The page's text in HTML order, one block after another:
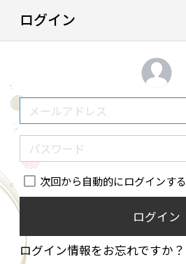
ログイン
次回から自動的にログインする
ログイン
ログイン情報をお忘れですか？